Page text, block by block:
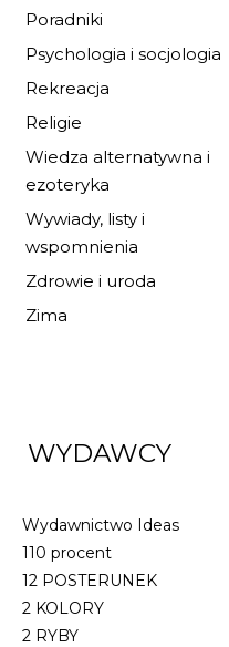
Poradniki
Psychologia i socjologia
Rekreacja
Religie
Wiedza alternatywna i
ezoteryka
Wywiady, listy i
wspomnienia
Zdrowie i uroda
Zima
WYDAWCY
Wydawnictwo Ideas
110 procent
12 POSTERUNEK
2 KOLORY
2 RYBY